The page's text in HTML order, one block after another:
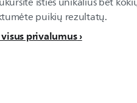
puikių rezultatų.
privalumus